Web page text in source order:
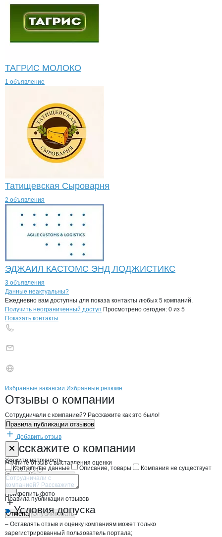
ТАГРИС МОЛОКО
1 объявление
Татищевская Сыроварня
2 объявления
ЭДЖАИЛ КАСТОМС ЭНД ЛОДЖИСТИКС
3 объявления
Контактыкомпании
+7(800)000-00-..
Данные неактуальны?
Ежедневно вам доступны для показа контакты любых 5 компаний.
Получить неограниченный доступ Просмотрено сегодня: 0 из 5
Показать контакты
Брендыкомпани Полипак
Вакансии вПолипак
Избранные вакансии Избранные резюме
Новости oПолипак, ООО
Отзывы о компании
Сотрудничали с компанией? Расскажите как это было!
Правила публикации отзывов
Добавить отзыв
Расскажите о компании
Начните отзыв с выставления оценки
Прикрепить фото
Отмена Опубликовать
Форма обратной связи о неточностях
Укажите неточность
Контактные данные
Описание, товары Компания не существует
Отмена Опубликовать
Правила публикации отзывов
Условия допуска
– Оставлять отзыв и оценку компаниям может только
зарегистрированный пользователь портала;